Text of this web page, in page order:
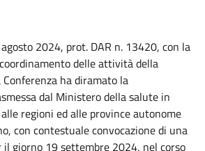
2024, prot. DAR n. 13420, con la
delle attività della
ha diramato la
dal Ministero della salute in
regioni ed alle province autonome
con contestuale convocazione di una
giorno 19 settembre 2024, nel corso